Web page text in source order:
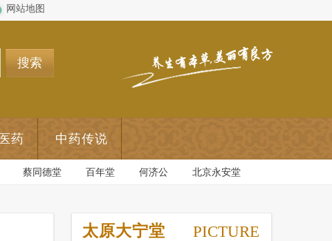
网站地图
搜索
药 中药传说
蔡同德堂 百年堂 何济公 北京永安堂
太原大宁堂 PICTURE